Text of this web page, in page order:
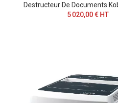
Destructeur De Documents
5 020,00 € HT